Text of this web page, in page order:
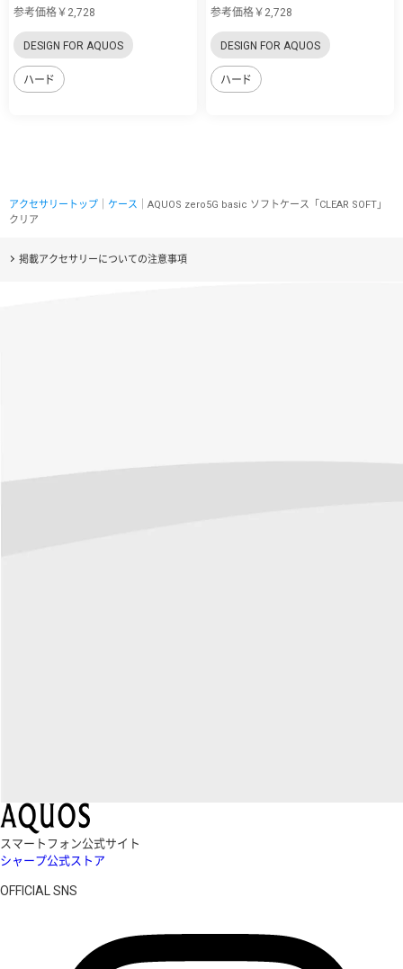
参考価格￥2,728
DESIGN FOR AQUOS
ハード
参考価格￥2,728
DESIGN FOR AQUOS
ハード
アクセサリートップ ケース ｜AQUOS zero5G basic ソフトケース「CLEAR SOFT」
クリア
掲載アクセサリーについての注意事項
スマートフォン公式サイト
シャープ公式ストア
OFFICIAL SNS